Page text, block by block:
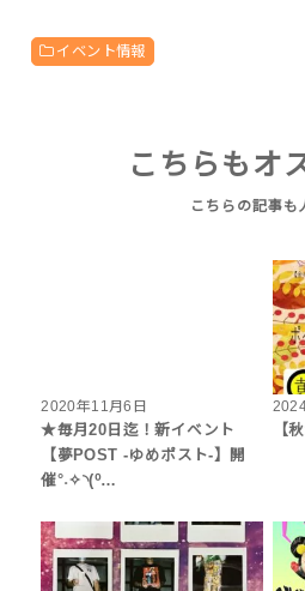
イベント情報
こちらもオ
2020年11月6日
★毎月20日迄！新イベント
【夢POST -ゆめポスト-】開
催°˖✧◝(⁰…
【